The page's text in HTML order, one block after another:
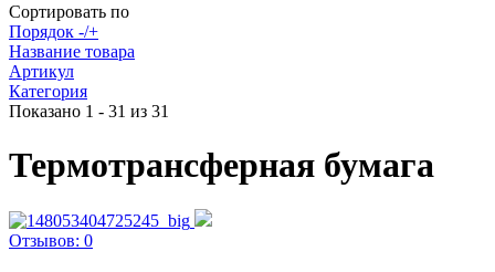
Сортировать по
Порядок -/+
Название товара
Артикул
Категория
Показано 1 - 31 из 31
Термотрансферная бумага
Отзывов: 0